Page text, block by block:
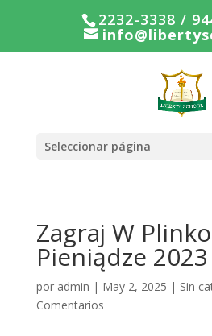
2232-3338 /
Seleccionar página
Zagraj W
Pieniądze 2023
por admin | May 2, 2025 | Sin
Comentarios